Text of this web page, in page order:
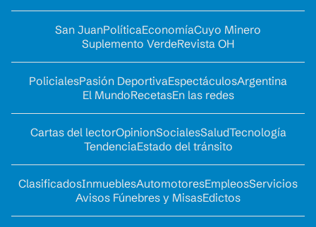
San JuanPolíticaEconomíaCuyo Minero
Suplemento VerdeRevista OH
PolicialesPasión DeportivaEspectáculosArgentina
El MundoRecetasEn las redes
Cartas del lectorOpinionSocialesSaludTecnología
TendenciaEstado del tránsito
ClasificadosInmueblesAutomotoresEmpleosServicios
Avisos Fúnebres y MisasEdictos